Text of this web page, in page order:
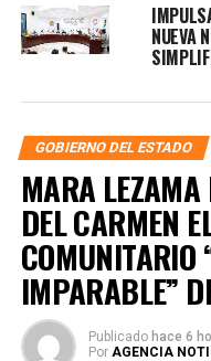
NUEVA
GOBIERNO DEL ESTADO
MARA
DEL CARMEN
COMUNITARIO
IMPARABLE”
Publicado hace 6
Por AGENCIA